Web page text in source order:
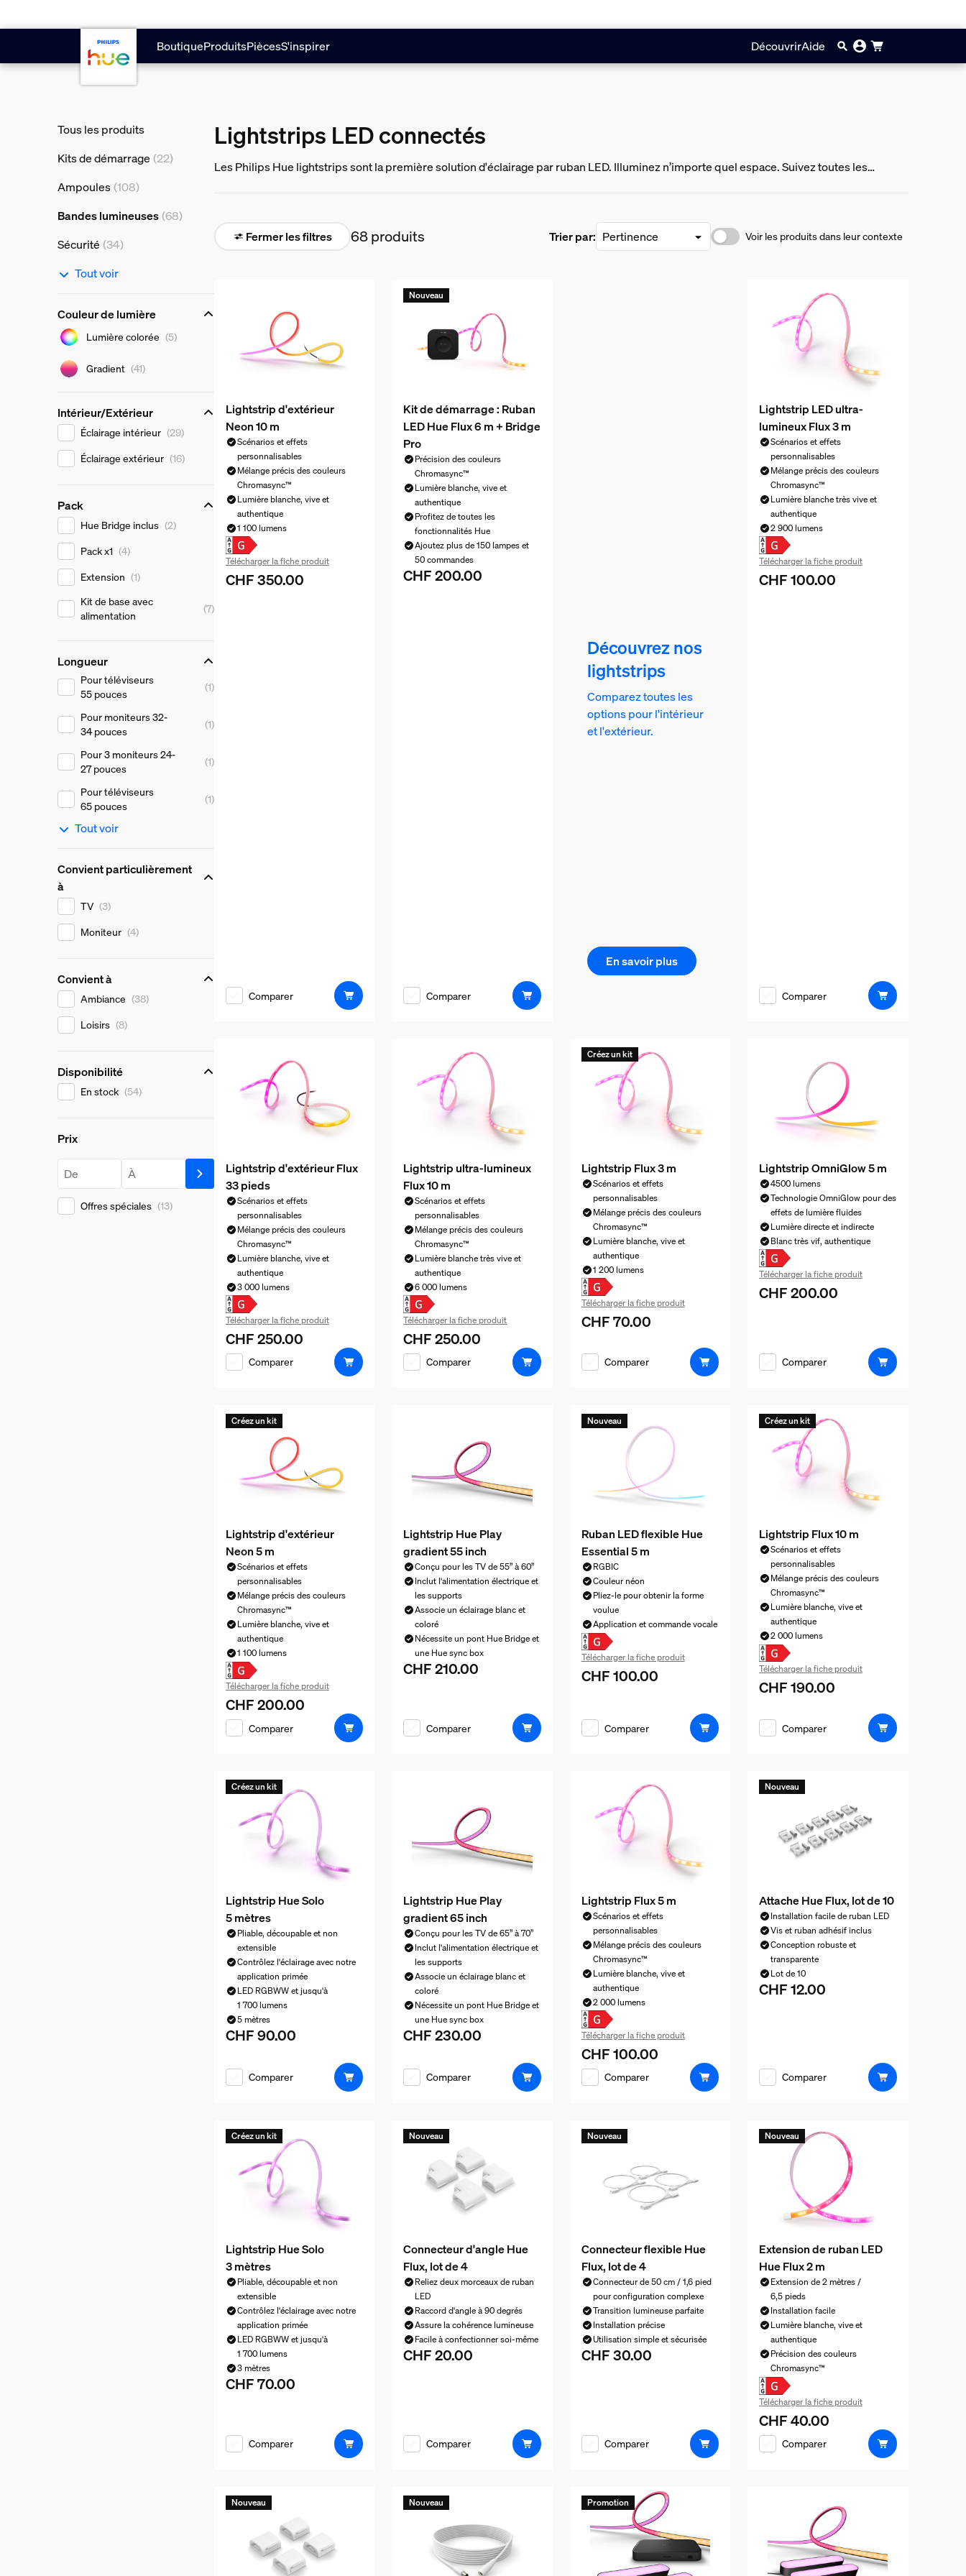
BoutiqueProduitsPiècesS'inspirer DécouvrirAide
Tous les produits
Kits de démarrage (22)
Ampoules (108)
Bandes lumineuses (68)
Sécurité (34)
Tout voir
Couleur de lumière
Couleur de lumière
Lumière colorée (5)
Gradient (41)
Intérieur/Extérieur
Intérieur/Extérieur
Éclairage intérieur (29)
Éclairage extérieur (16)
Pack
PackHue Bridge inclus (2)
Pack x1 (4)
Extension (1)
Kit de base avec
alimentation
(7)
Longueur
Longueur
Pour téléviseurs
55 pouces
(1)
Pour moniteurs 32-
34 pouces
(1)
Pour 3 moniteurs 24-
27 pouces
(1)
Pour téléviseurs
65 pouces
(1)
Tout voir
Convient particulièrement
à
Convient particulièrement à
TV (3)
Moniteur (4)
Convient à
Convient à
Ambiance (38)
Loisirs (8)
Disponibilité
Disponibilité
En stock (54)
Prix
Prix
À partir de Jusqu'à
Offres spéciales (13)
Lightstrips LED connectés
Les Philips Hue lightstrips sont la première solution d'éclairage par ruban LED. Illuminez n’importe quel espace. Suivez toutes les
Fermer les filtres 68 produits Trier par: Voir les produits dans leur contexte
Lightstrip d'extérieur
Neon 10 m
Scénarios et effets
personnalisables
Mélange précis des couleurs
Chromasync™
Lumière blanche, vive et
authentique
1 100 lumens
Télécharger la fiche produit
Le prix actuel est CHF 350.00
CHF 350.00
Comparer
Nouveau
Kit de démarrage : Ruban
LED Hue Flux 6 m + Bridge
Pro
Précision des couleurs
Chromasync™
Lumière blanche, vive et
authentique
Profitez de toutes les
fonctionnalités Hue
Ajoutez plus de 150 lampes et
50 commandes
Le prix actuel est CHF 200.00
CHF 200.00
Comparer
Découvrez nos
lightstrips
Comparez toutes les
options pour l'intérieur
et l'extérieur.
En savoir plus
Lightstrip LED ultra-
lumineux Flux 3 m
Scénarios et effets
personnalisables
Mélange précis des couleurs
Chromasync™
Lumière blanche très vive et
authentique
2 900 lumens
Télécharger la fiche produit
Le prix actuel est CHF 100.00
CHF 100.00
Comparer
Lightstrip d'extérieur Flux
33 pieds
Scénarios et effets
personnalisables
Mélange précis des couleurs
Chromasync™
Lumière blanche, vive et
authentique
3 000 lumens
Télécharger la fiche produit
Le prix actuel est CHF 250.00
CHF 250.00
Comparer
Lightstrip ultra-lumineux
Flux 10 m
Scénarios et effets
personnalisables
Mélange précis des couleurs
Chromasync™
Lumière blanche très vive et
authentique
6 000 lumens
Télécharger la fiche produit
Le prix actuel est CHF 250.00
CHF 250.00
Comparer
Créez un kit
Lightstrip Flux 3 m
Scénarios et effets
personnalisables
Mélange précis des couleurs
Chromasync™
Lumière blanche, vive et
authentique
1 200 lumens
Télécharger la fiche produit
Le prix actuel est CHF 70.00
CHF 70.00
Comparer
Lightstrip OmniGlow 5 m
4500 lumens
Technologie OmniGlow pour des
effets de lumière fluides
Lumière directe et indirecte
Blanc très vif, authentique
Télécharger la fiche produit
Le prix actuel est CHF 200.00
CHF 200.00
Comparer
Créez un kit
Lightstrip d'extérieur
Neon 5 m
Scénarios et effets
personnalisables
Mélange précis des couleurs
Chromasync™
Lumière blanche, vive et
authentique
1 100 lumens
Télécharger la fiche produit
Le prix actuel est CHF 200.00
CHF 200.00
Comparer
Lightstrip Hue Play
gradient 55 inch
Conçu pour les TV de 55” à 60”
Inclut l'alimentation électrique et
les supports
Associe un éclairage blanc et
coloré
Nécessite un pont Hue Bridge et
une Hue sync box
Le prix actuel est CHF 210.00
CHF 210.00
Comparer
Nouveau
Ruban LED flexible Hue
Essential 5 m
RGBIC
Couleur néon
Pliez-le pour obtenir la forme
voulue
Application et commande vocale
Télécharger la fiche produit
Le prix actuel est CHF 100.00
CHF 100.00
Comparer
Créez un kit
Lightstrip Flux 10 m
Scénarios et effets
personnalisables
Mélange précis des couleurs
Chromasync™
Lumière blanche, vive et
authentique
2 000 lumens
Télécharger la fiche produit
Le prix actuel est CHF 190.00
CHF 190.00
Comparer
Créez un kit
Lightstrip Hue Solo
5 mètres
Pliable, découpable et non
extensible
Contrôlez l'éclairage avec notre
application primée
LED RGBWW et jusqu'à
1 700 lumens
5 mètres
Le prix actuel est CHF 90.00
CHF 90.00
Comparer
Lightstrip Hue Play
gradient 65 inch
Conçu pour les TV de 65” à 70”
Inclut l'alimentation électrique et
les supports
Associe un éclairage blanc et
coloré
Nécessite un pont Hue Bridge et
une Hue sync box
Le prix actuel est CHF 230.00
CHF 230.00
Comparer
Lightstrip Flux 5 m
Scénarios et effets
personnalisables
Mélange précis des couleurs
Chromasync™
Lumière blanche, vive et
authentique
2 000 lumens
Télécharger la fiche produit
Le prix actuel est CHF 100.00
CHF 100.00
Comparer
Nouveau
Attache Hue Flux, lot de 10
Installation facile de ruban LED
Vis et ruban adhésif inclus
Conception robuste et
transparente
Lot de 10
Le prix actuel est CHF 12.00
CHF 12.00
Comparer
Créez un kit
Lightstrip Hue Solo
3 mètres
Pliable, découpable et non
extensible
Contrôlez l'éclairage avec notre
application primée
LED RGBWW et jusqu'à
1 700 lumens
3 mètres
Le prix actuel est CHF 70.00
CHF 70.00
Comparer
Nouveau
Connecteur d'angle Hue
Flux, lot de 4
Reliez deux morceaux de ruban
LED
Raccord d'angle à 90 degrés
Assure la cohérence lumineuse
Facile à confectionner soi-même
Le prix actuel est CHF 20.00
CHF 20.00
Comparer
Nouveau
Connecteur flexible Hue
Flux, lot de 4
Connecteur de 50 cm / 1,6 pied
pour configuration complexe
Transition lumineuse parfaite
Installation précise
Utilisation simple et sécurisée
Le prix actuel est CHF 30.00
CHF 30.00
Comparer
Nouveau
Extension de ruban LED
Hue Flux 2 m
Extension de 2 mètres /
6,5 pieds
Installation facile
Lumière blanche, vive et
authentique
Précision des couleurs
Chromasync™
Télécharger la fiche produit
Le prix actuel est CHF 40.00
CHF 40.00
Comparer
Nouveau Nouveau Promotion